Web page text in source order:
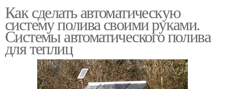
Как сделать автоматическую
систему полива своими руками.
Системы автоматического полива
для теплиц